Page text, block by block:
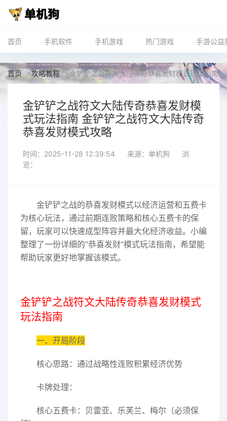
首页 手机软件 手机游戏 热门游戏 手游公益
首页 >攻略教程 >金铲铲之战符文大陆传奇恭喜发财模式玩法指南
金铲铲之战符文大陆传奇恭喜发财模
式玩法指南 金铲铲之战符文大陆传奇
恭喜发财模式攻略
时间：2025-11-28 12:39:54 来源：单机狗
浏
览：
金铲铲之战的恭喜发财模式以经济运营和五费卡
为核心玩法，通过前期连败策略和核心五费卡的保
留，玩家可以快速成型阵容并最大化经济收益。小编
整理了一份详细的“恭喜发财”模式玩法指南，希望能
帮助玩家更好地掌握该模式。
金铲铲之战符文大陆传奇恭喜发财模式
玩法指南
一、开局阶段
核心思路：通过战略性连败积累经济优势
卡牌处理：
核心五费卡：贝雷亚、乐芙兰、梅尔（必须保